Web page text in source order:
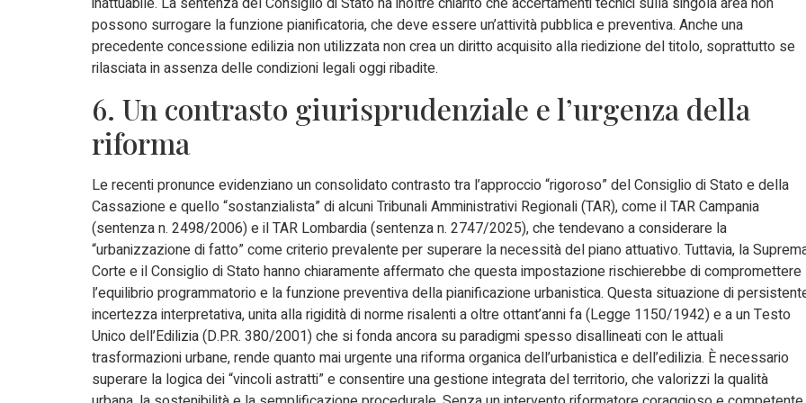
possono surrogare la funzione pianificatoria, che deve essere un’attività pubblica e preventiva. Anche una
precedente concessione edilizia non utilizzata non crea un diritto acquisito alla riedizione del titolo, soprattutto se
rilasciata in assenza delle condizioni legali oggi ribadite.
6. Un contrasto giurisprudenziale e l’urgenza della
riforma
Le recenti pronunce evidenziano un consolidato contrasto tra l’approccio “rigoroso” del Consiglio di Stato e della
Cassazione e quello “sostanzialista” di alcuni Tribunali Amministrativi Regionali (TAR), come il TAR Campania
(sentenza n. 2498/2006) e il TAR Lombardia (sentenza n. 2747/2025), che tendevano a considerare la
“urbanizzazione di fatto” come criterio prevalente per superare la necessità del piano attuativo. Tuttavia, la
Corte e il Consiglio di Stato hanno chiaramente affermato che questa impostazione rischierebbe di compromettere
l’equilibrio programmatorio e la funzione preventiva della pianificazione urbanistica. Questa situazione di
incertezza interpretativa, unita alla rigidità di norme risalenti a oltre ottant’anni fa (Legge 1150/1942) e a un Testo
Unico dell’Edilizia (D.P.R. 380/2001) che si fonda ancora su paradigmi spesso disallineati con le attuali
trasformazioni urbane, rende quanto mai urgente una riforma organica dell’urbanistica e dell’edilizia. È necessario
superare la logica dei “vincoli astratti” e consentire una gestione integrata del territorio, che valorizzi la qualità